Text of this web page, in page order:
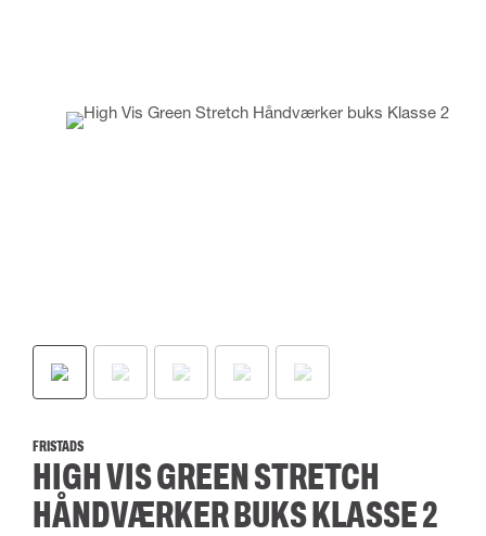
FRISTADS
HIGH VIS GREEN STRETCH
HÅNDVÆRKER BUKS KLASSE 2